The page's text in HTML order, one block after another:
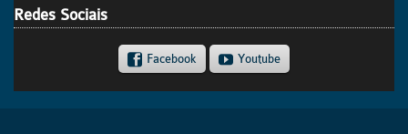
Redes Sociais
Facebook Youtube